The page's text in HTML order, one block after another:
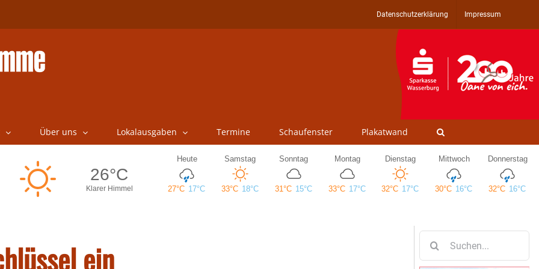
Datenschutzerklärung Impressum
Über uns Lokalausgaben Termine Schaufenster Plakatwand
ein
nach: